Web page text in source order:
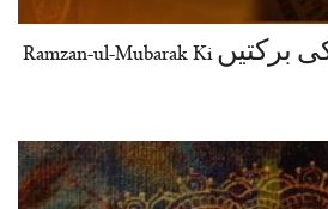
رمضان المبارک کی برکتیں Ramzan-ul-Mubarak Ki